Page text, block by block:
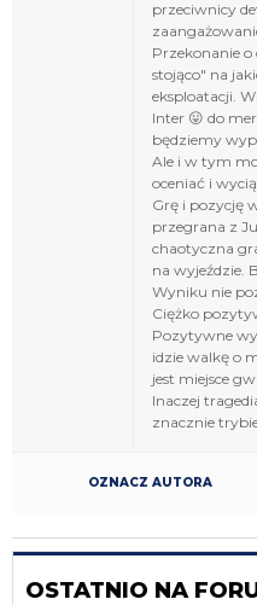
przeciwnicy
Przekonanie
stojąco" na
eksploatacji.
Inter 😛 do
będziemy
Ale i w tym
oceniać i
Grę i pozycję
przegrana z
chaotyczna
na wyjeździe.
Wyniku nie
Ciężko
Pozytywne
idzie walkę o
jest miejsce
Inaczej
znacznie
OZNACZ AUTORA
OSTATNIO NA